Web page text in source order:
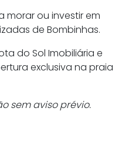
morar ou investir em
de Bombinhas.
do Sol Imobiliária e
exclusiva na praia
sem aviso prévio.